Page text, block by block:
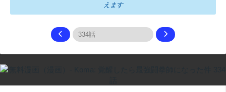
えます